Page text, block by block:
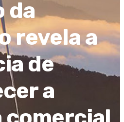
da
revela a
de
a